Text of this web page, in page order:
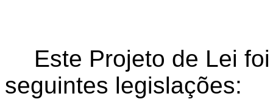
Este Projeto de Lei
seguintes legislações: